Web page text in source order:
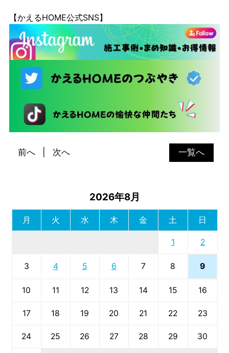
【かえるHOME公式SNS】
一覧へ
前へ 次へ
2026年8月
月 火 水 木 金 土 日
1 2
3 4 5 6 7 8 9
10 11 12 13 14 15 16
17 18 19 20 21 22 23
24 25 26 27 28 29 30